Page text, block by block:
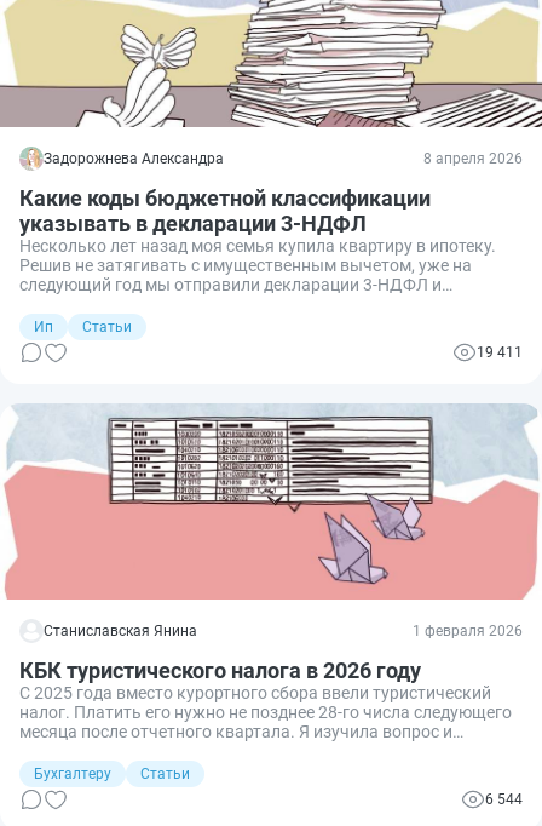
Задорожнева Александра 8 апреля 2026
Какие коды бюджетной классификации
указывать в декларации 3-НДФЛ
Несколько лет назад моя семья купила квартиру в ипотеку.
Решив не затягивать с имущественным вычетом, уже на
следующий год мы отправили декларации 3-НДФЛ и
довольно простая: надо задекларировать свои доходы и
подтвердить расходы. Но нужно внимательно заполнять
первый раздел отчета: ведь если ошибиться в КБК, то
Ип
Статьи
19 411
Станиславская Янина 1 февраля 2026
КБК туристического налога в 2026 году
С 2025 года вместо курортного сбора ввели туристический
налог. Платить его нужно не позднее 28-го числа следующего
месяца после отчетного квартала. Я изучила вопрос и
подготовила образец платежного поручения.
Бухгалтеру
Статьи
6 544